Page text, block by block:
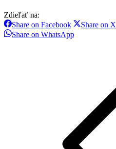
Zdieľať na:
Share on FacebookShare
on
Facebook
Share on X
Share on WhatsAppShare